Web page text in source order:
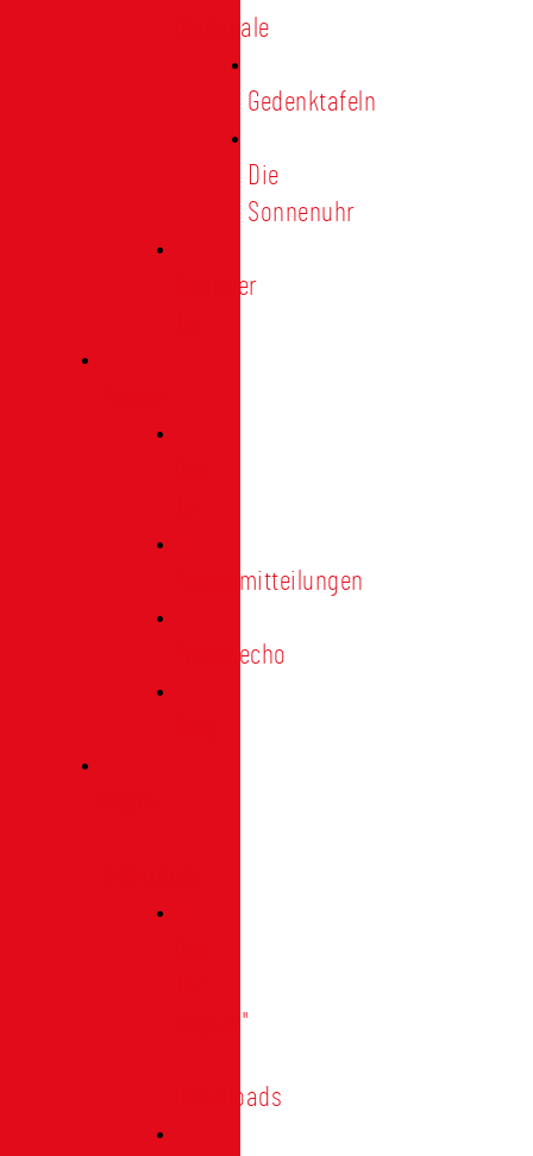
Denkmale
Gedenktafeln
Die
Sonnenuhr
Ratinger
Pressemitteilungen
Presseecho
"digital"
Downloads